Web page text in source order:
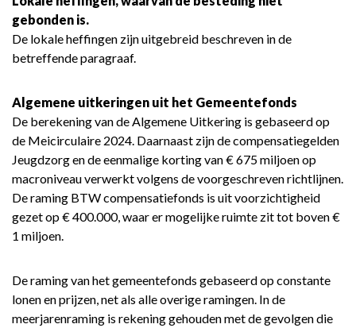
naar
navigatie
dekkingsmiddelen
Toelichting
gebonden is.
De lokale heffingen zijn uitgebreid beschreven in de
betreffende paragraaf.
Algemene uitkeringen uit het Gemeentefonds
De berekening van de Algemene Uitkering is gebaseerd op
de Meicirculaire 2024. Daarnaast zijn de compensatiegelden
Jeugdzorg en de eenmalige korting van € 675 miljoen op
macroniveau verwerkt volgens de voorgeschreven richtlijnen.
De raming BTW compensatiefonds is uit voorzichtigheid
gezet op € 400.000, waar er mogelijke ruimte zit tot boven €
1 miljoen.
De raming van het gemeentefonds gebaseerd op constante
lonen en prijzen, net als alle overige ramingen. In de
meerjarenraming is rekening gehouden met de gevolgen die